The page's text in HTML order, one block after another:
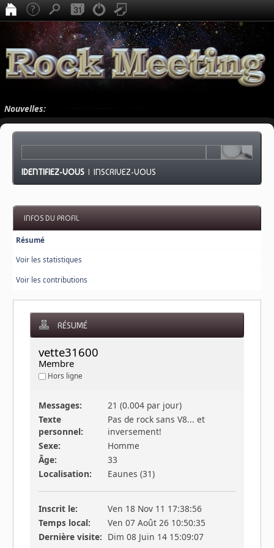
Nouvelles:
IDENTIFIEZ-VOUS |INSCRIVEZ-VOUS
INFOS DU PROFIL
Résumé
Voir les statistiques
Voir les contributions
RÉSUMÉ
vette31600
Membre
Hors ligne
Messages:
21 (0.004 par jour)
Texte
personnel:
Pas de rock sans V8... et
inversement!
Sexe:
Homme
Âge:
33
Localisation:
Eaunes (31)
Inscrit le:
Ven 18 Nov 11 17:38:56
Temps local:
Ven 07 Août 26 10:50:35
Dernière visite: Dim 08 Juin 14 15:09:07